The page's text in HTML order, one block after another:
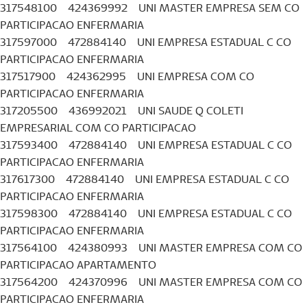
317548100 424369992 UNI MASTER EMPRESA SEM CO
PARTICIPACAO ENFERMARIA
317597000 472884140 UNI EMPRESA ESTADUAL C CO
PARTICIPACAO ENFERMARIA
317517900 424362995 UNI EMPRESA COM CO
PARTICIPACAO ENFERMARIA
317205500 436992021 UNI SAUDE Q COLETI
EMPRESARIAL COM CO PARTICIPACAO
317593400 472884140 UNI EMPRESA ESTADUAL C CO
PARTICIPACAO ENFERMARIA
317617300 472884140 UNI EMPRESA ESTADUAL C CO
PARTICIPACAO ENFERMARIA
317598300 472884140 UNI EMPRESA ESTADUAL C CO
PARTICIPACAO ENFERMARIA
317564100 424380993 UNI MASTER EMPRESA COM CO
PARTICIPACAO APARTAMENTO
317564200 424370996 UNI MASTER EMPRESA COM CO
PARTICIPACAO ENFERMARIA